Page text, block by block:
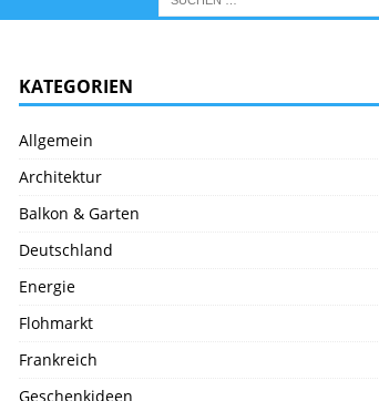
KATEGORIEN
Allgemein
Architektur
Balkon & Garten
Deutschland
Energie
Flohmarkt
Frankreich
Geschenkideen